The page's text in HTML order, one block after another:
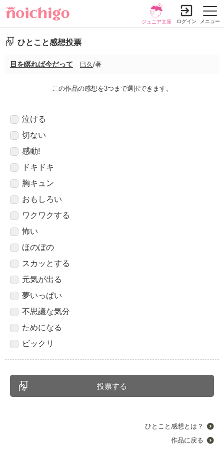
メニュー
ジュニア文庫 ログイン
ひとこと感想投票
目を瞑れば今だって 巳久 /著
この作品の感想を3つまで選択できます。
泣ける
切ない
感動!
ドキドキ
胸キュン
おもしろい
ワクワクする
怖い
ほのぼの
スカッとする
元気が出る
夢いっぱい
不思議な気分
ためになる
ビックリ
ひとこと感想とは？
作品に戻る